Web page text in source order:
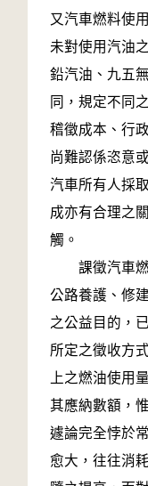
又汽車燃料使
未對使用汽油
鉛汽油、九五
同，規定不同
稽徵成本、行
尚難認係恣意
汽車所有人採
成亦有合理之
觸。
課徵汽車燃
公路養護、修
之公益目的，
所定之徵收方
上之燃油使用
其應納數額，
遽論完全悖於
愈大，往往消